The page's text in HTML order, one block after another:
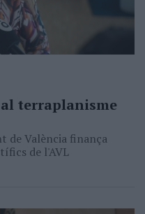
terraplanisme
de València finança
de l'AVL